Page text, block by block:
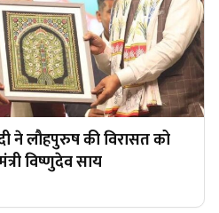
ने लौहपुरुष की विरासत को
विष्णुदेव साय